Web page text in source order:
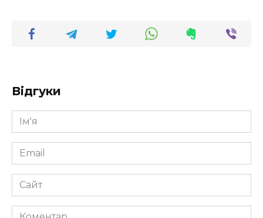
Відгуки
Ім'я
*
Email
*
Сайт
Коментар